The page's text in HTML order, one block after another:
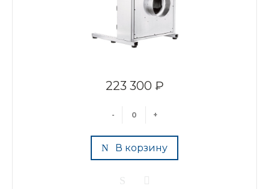
223 300 ₽
- +
В корзину